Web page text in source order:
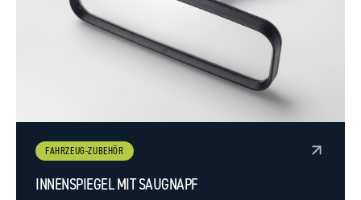
FAHRZEUG-ZUBEHÖR
INNENSPIEGEL MIT SAUGNAPF